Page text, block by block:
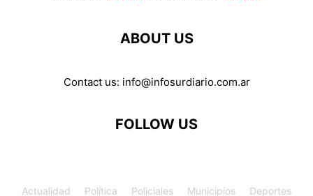
ABOUT US
Contact us: info@infosurdiario.com.ar
FOLLOW US
Actualidad Política Policiales Municipios Deportes